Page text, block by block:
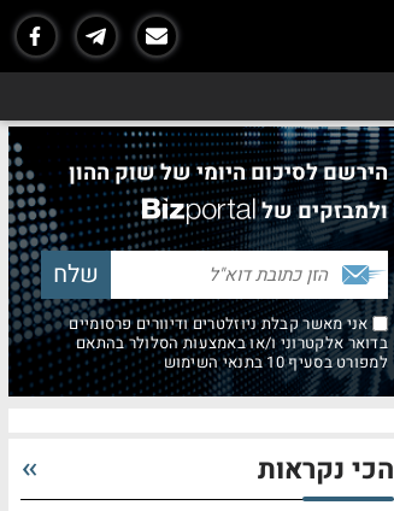
הירשם לסיכום היומי של שוק ההון
ולמבזקים של
אני מאשר קבלת ניוזלטרים ודיוורים פרסומיים
בדואר אלקטרוני ו/או באמצעות הסלולר בהתאם
למפורט בסעיף 10 בתנאי השימוש
הכי נקראות